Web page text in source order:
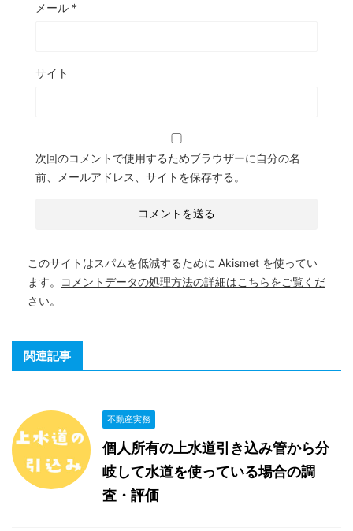
メール *
サイト
次回のコメントで使用するためブラウザーに自分の名
前、メールアドレス、サイトを保存する。
このサイトはスパムを低減するために Akismet を使ってい
ます。
コメントデータの処理方法の詳細はこちらをご覧くだ
さい。
関連記事
不動産実務
個人所有の上水道引き込み管から分
岐して水道を使っている場合の調
査・評価